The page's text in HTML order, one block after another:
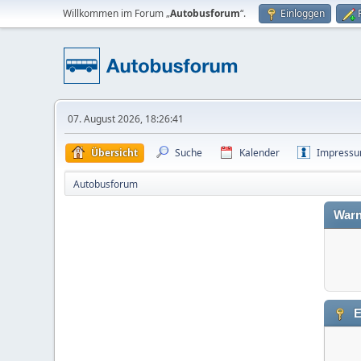
Willkommen im Forum „Autobusforum“. Einloggen
07. August 2026, 18:26:41
Übersicht Suche Kalender
Autobusforum